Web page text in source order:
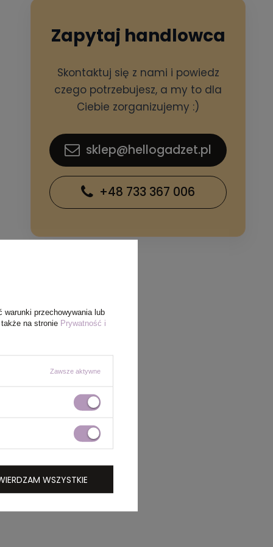
Zapytaj handlowca
Skontaktuj się z nami i powiedz
czego potrzebujesz, a my to dla
Ciebie zorganizujemy :)
sklep@hellogadzet.pl
+48 733 367 006
warunki przechowywania lub
na stronie Prywatność i
Zawsze aktywne
WSZYSTKIE